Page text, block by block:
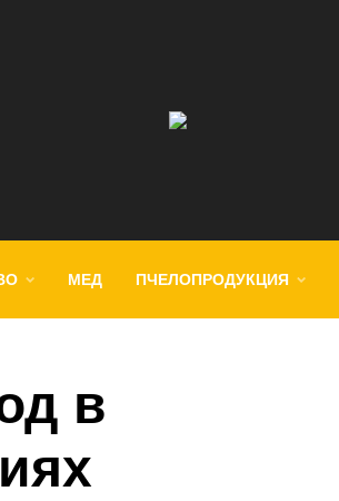
МЕД ПЧЕЛОПРОДУКЦИЯ
в